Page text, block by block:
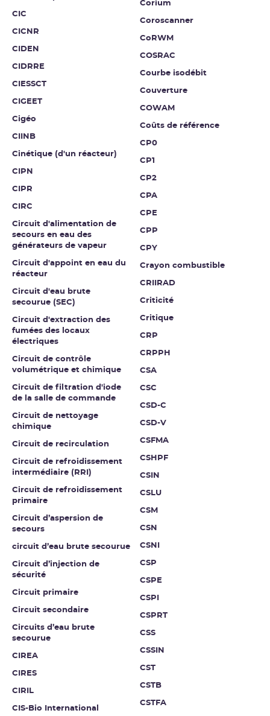
CIC
CICNR
CIDEN
CIDRRE
CIESSCT
CIGEET
Cigéo
CIINB
Cinétique (d'un réacteur)
CIPN
CIPR
CIRC
Circuit d'alimentation de
secours en eau des
générateurs de vapeur
Circuit d'appoint en eau du
réacteur
Circuit d'eau brute
secourue (SEC)
Circuit d'extraction des
fumées des locaux
électriques
Circuit de contrôle
volumétrique et chimique
Circuit de filtration d'iode
de la salle de commande
Circuit de nettoyage
chimique
Circuit de recirculation
Circuit de refroidissement
intermédiaire (RRI)
Circuit de refroidissement
primaire
Circuit d’aspersion de
secours
circuit d’eau brute secourue
Circuit d’injection de
sécurité
Circuit primaire
Circuit secondaire
Circuits d’eau brute
secourue
CIREA
CIRES
CIRIL
CIS-Bio International
Corium
Coroscanner
CoRWM
COSRAC
Courbe isodébit
Couverture
COWAM
Coûts de référence
CP0
CP1
CP2
CPA
CPE
CPP
CPY
Crayon combustible
CRIIRAD
Criticité
Critique
CRP
CRPPH
CSA
CSC
CSD-C
CSD-V
CSFMA
CSHPF
CSIN
CSLU
CSM
CSN
CSNI
CSP
CSPE
CSPI
CSPRT
CSS
CSSIN
CST
CSTB
CSTFA